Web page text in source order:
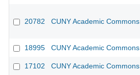
20782 CUNY Academic Commons
18995 CUNY Academic Commons
17102 CUNY Academic Commons